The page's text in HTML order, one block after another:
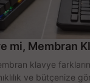
mi, Membran
klavye
ve bütçenize